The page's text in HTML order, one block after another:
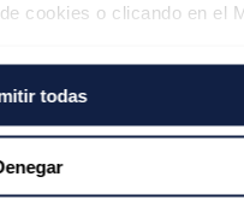
cookies o clicando en el
su ubicación geográfica
varios metros
activamente
todas
marca el
en Alemania